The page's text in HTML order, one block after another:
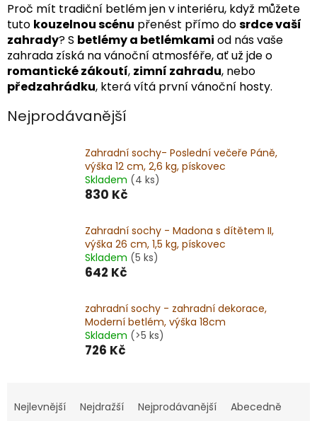
Proč mít tradiční betlém jen v interiéru, když můžete
tuto kouzelnou scénu přenést přímo dosrdce vaší
zahrady? S betlémy a betlémkami od nás vaše
zahrada získá na vánoční atmosféře, ať už jde o
romantické zákoutí, zimní zahradu, nebo
předzahrádku, která vítá první vánoční hosty.
Nejprodávanější
Zahradní sochy- Poslední večeře Páně,
výška 12 cm, 2,6 kg, pískovec
Skladem (4 ks)
830 Kč
Zahradní sochy - Madona s dítětem II,
výška 26 cm, 1,5 kg, pískovec
Skladem (5 ks)
642 Kč
zahradní sochy - zahradní dekorace,
Moderní betlém, výška 18cm
Skladem (>5 ks)
726 Kč
aNejlevnější Nejdražší Nejprodávanější Abecedně